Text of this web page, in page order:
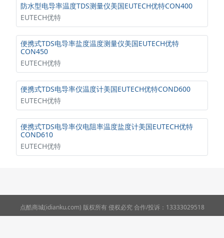
防水型电导率温度TDS测量仪美国EUTECH优特CON400
EUTECH优特
便携式TDS电导率盐度温度测量仪美国EUTECH优特
CON450
EUTECH优特
便携式TDS电导率仪温度计美国EUTECH优特COND600
EUTECH优特
便携式TDS电导率仪电阻率温度盐度计美国EUTECH优特
COND610
EUTECH优特
点酷商城(idianku.com) 版权所有 侵权必究 合作/投诉：13333029518